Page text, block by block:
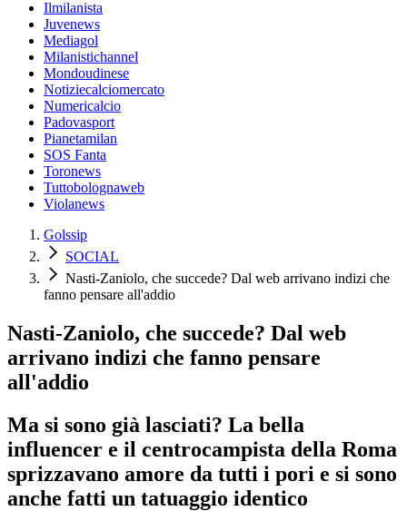
Ilmilanista
Juvenews
Mediagol
Milanistichannel
Mondoudinese
Notiziecalciomercato
Numericalcio
Padovasport
Pianetamilan
SOS Fanta
Toronews
Tuttobolognaweb
Violanews
Golssip
SOCIAL
Nasti-Zaniolo, che succede? Dal web arrivano indizi che
fanno pensare all'addio
Nasti-Zaniolo, che succede? Dal web
arrivano indizi che fanno pensare
all'addio
Ma si sono già lasciati? La bella
influencer e il centrocampista della Roma
sprizzavano amore da tutti i pori e si sono
anche fatti un tatuaggio identico